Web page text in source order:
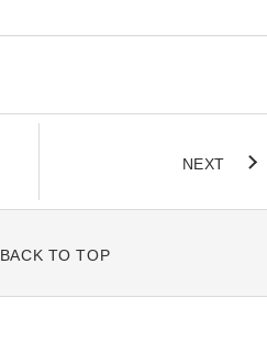
NEXT
BACK TO TOP